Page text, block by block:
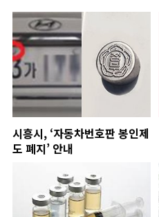
시흥시, ‘자동차번호판 봉인제
도 폐지’ 안내